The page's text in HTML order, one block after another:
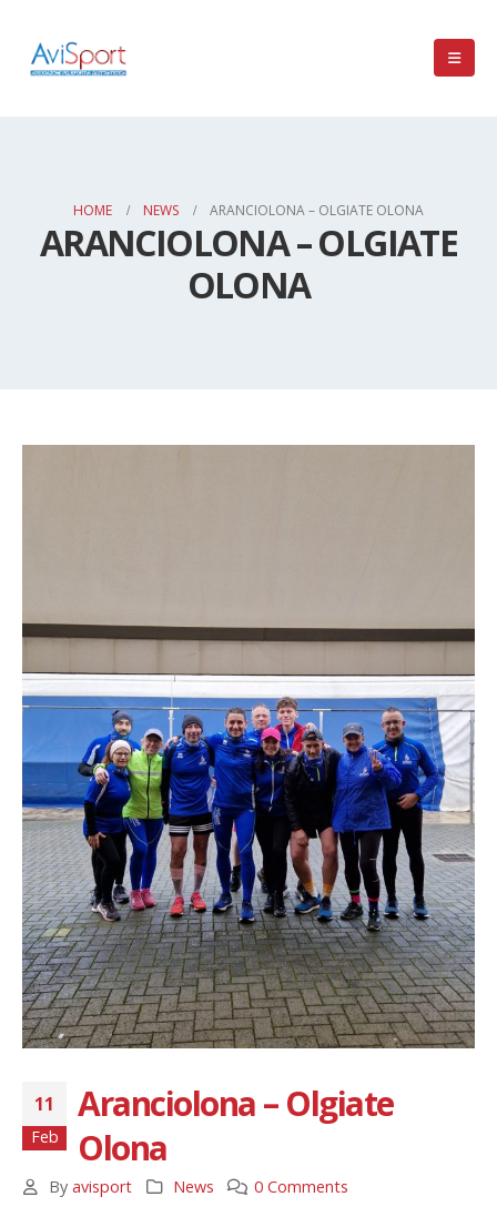
HOME NEWS ARANCIOLONA – OLGIATE OLONA
ARANCIOLONA – OLGIATE
OLONA
11
Feb
Aranciolona – Olgiate
Olona
By avisport News 0 Comments